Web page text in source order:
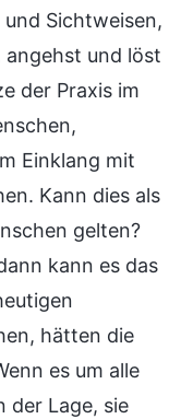
Sichtweisen,
und löst
der Praxis im
Einklang mit
Kann dies als
gelten?
kann es das
hätten die
es um alle
der Lage, sie